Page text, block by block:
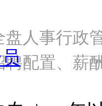
人事行政
聘配置、